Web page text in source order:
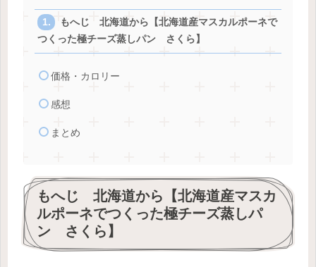
もへじ 北海道から【北海道産マスカルポーネで
つくった極チーズ蒸しパン さくら】
価格・カロリー
感想
まとめ
もへじ 北海道から【北海道産マスカ
ルポーネでつくった極チーズ蒸しパ
ン さくら】